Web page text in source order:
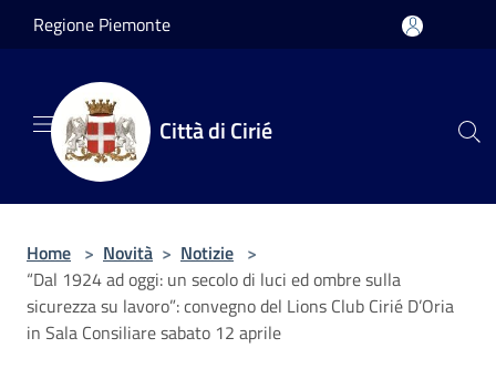
Salta al contenuto principale
Regione Piemonte
Città di Cirié
Home > Novità > Notizie >
“Dal 1924 ad oggi: un secolo di luci ed ombre sulla
sicurezza su lavoro”: convegno del Lions Club Cirié D’Oria
in Sala Consiliare sabato 12 aprile